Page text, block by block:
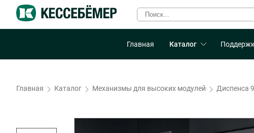
Главная Каталог
Главная Каталог Механизмы для высоких модулей Диспенса